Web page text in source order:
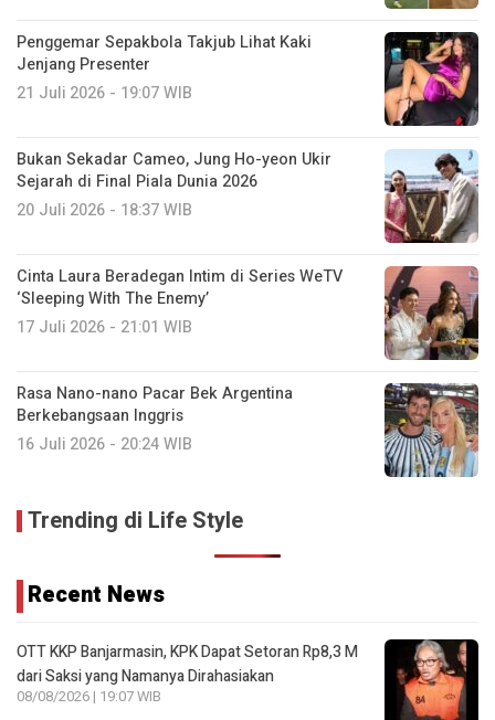
Penggemar Sepakbola Takjub Lihat Kaki
Jenjang Presenter
21 Juli 2026 - 19:07 WIB
Bukan Sekadar Cameo, Jung Ho-yeon Ukir
Sejarah di Final Piala Dunia 2026
20 Juli 2026 - 18:37 WIB
Cinta Laura Beradegan Intim di Series WeTV
‘Sleeping With The Enemy’
17 Juli 2026 - 21:01 WIB
Rasa Nano-nano Pacar Bek Argentina
Berkebangsaan Inggris
16 Juli 2026 - 20:24 WIB
Trending di Life Style
Recent News
OTT KKP Banjarmasin, KPK Dapat Setoran Rp8,3 M
dari Saksi yang Namanya Dirahasiakan
08/08/2026 | 19:07 WIB